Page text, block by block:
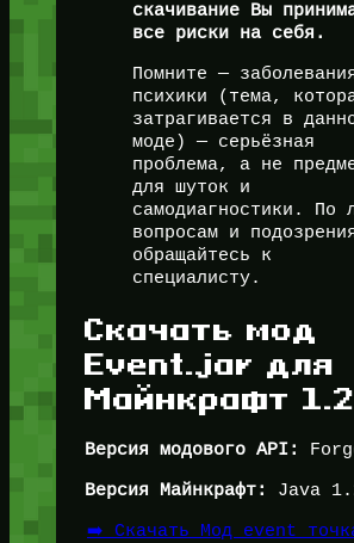
скачивание Вы
все риски на себя.
Помните —
психики (тема,
затрагивается в
моде) — серьёзная
проблема, а не
для шуток и
самодиагностики. По
вопросам и
обращайтесь к
специалисту.
Скачать мод
Event.jar для
Майнкрафт
Версия модового API:
Версия Майнкрафт: Java
➡️ Скачать Мод event